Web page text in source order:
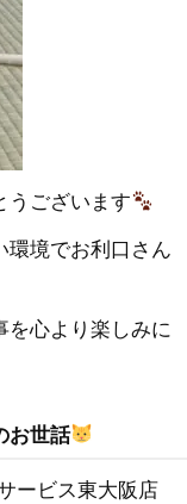
うございます
環境でお利口さん
を心より楽しみに
お世話
ービス東大阪店